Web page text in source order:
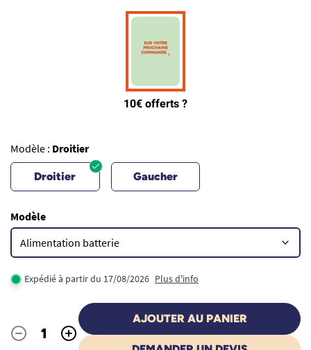
Modèle : Droitier
Droitier Gaucher
Modèle
Expédié à partir du 17/08/2026 Plus d'info
Quantité
- +
AJOUTER AU PANIER